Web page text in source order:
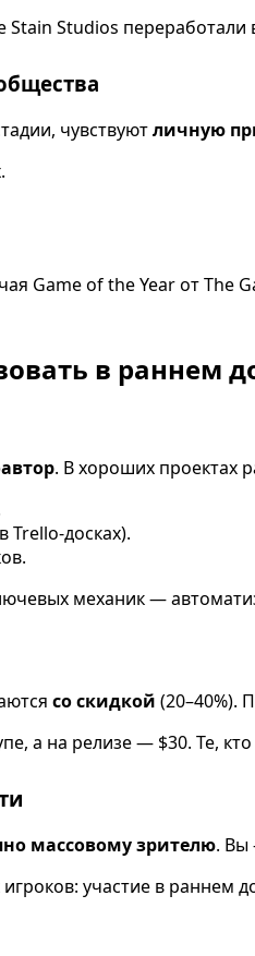
Studios переработали
чувствуютличную
Game of the Year от
в раннем
. В хороших проектах
Trello-досках).
механик —
со скидкой (20–40%).
а на релизе — $30. Те,
массовому зрителю. Вы
участие в раннем